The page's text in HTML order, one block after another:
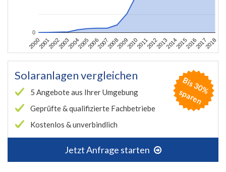
2000200120022003200420052006200720082009201020112012201320142015201620172018
0
Solaranlagen vergleichen
5 Angebote aus Ihrer Umgebung
Geprüfte & qualifizierte Fachbetriebe
Kostenlos & unverbindlich
Jetzt Anfrage starten
B
is
3
0
%
s
p
a
r
e
n